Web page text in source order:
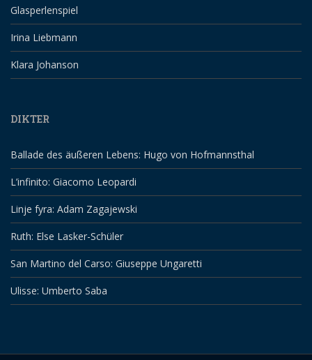
Glasperlenspiel
Irina Liebmann
Klara Johanson
DIKTER
Ballade des äußeren Lebens: Hugo von Hofmannsthal
L’infinito: Giacomo Leopardi
Linje fyra: Adam Zagajewski
Ruth: Else Lasker-Schüler
San Martino del Carso: Giuseppe Ungaretti
Ulisse: Umberto Saba